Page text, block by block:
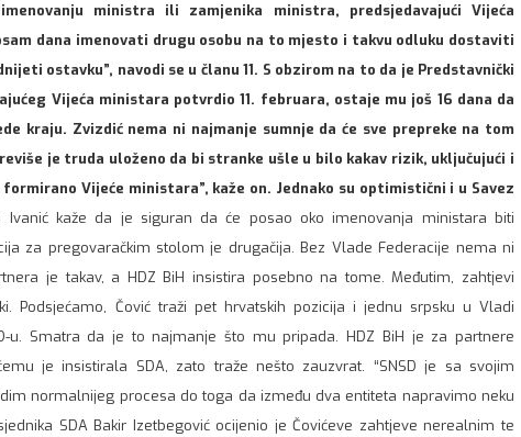
ministra ili zamjenika ministra, predsjedavajući Vijeća
dana imenovati drugu osobu na to mjesto i takvu odluku dostaviti
ostavku”, navodi se u članu 11. S obzirom na to da je Predstavnički
Vijeća ministara potvrdio 11. februara, ostaje mu još 16 dana da
kraju. Zvizdić nema ni najmanje sumnje da će sve prepreke na tom
je truda uloženo da bi stranke ušle u bilo kakav rizik, uključujući i
formirano Vijeće ministara”, kaže on. Jednako su optimistični i u Savez
Ivanić kaže da je siguran da će posao oko imenovanja ministara biti
za pregovaračkim stolom je drugačija. Bez Vlade Federacije nema ni
je takav, a HDZ BiH insistira posebno na tome. Međutim, zahtjevi
Podsjećamo, Čović traži pet hrvatskih pozicija i jednu srpsku u Vladi
u. Smatra da je to najmanje što mu pripada. HDZ BiH je za partnere
je insistirala SDA, zato traže nešto zauzvrat. “SNSD je sa svojim
normalnijeg procesa do toga da između dva entiteta napravimo neku
SDA Bakir Izetbegović ocijenio je Čovićeve zahtjeve nerealnim te